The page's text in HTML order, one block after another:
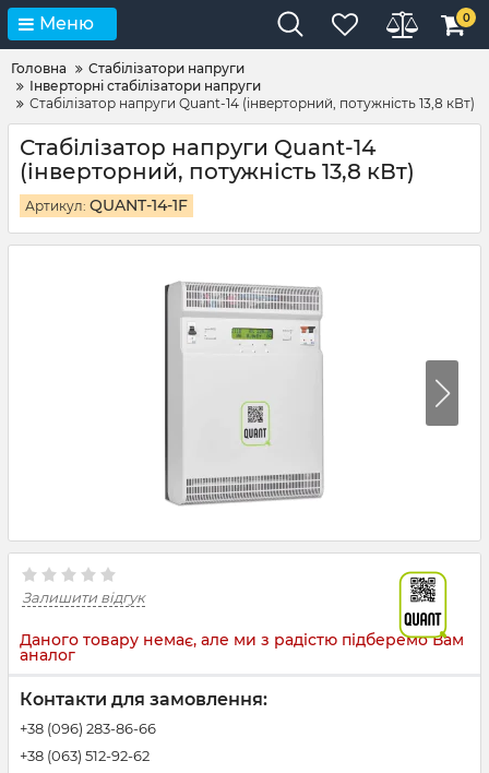
Меню 0
Головна
Стабілізатори напруги
Інверторні стабілізатори напруги
Стабілізатор напруги Quant-14 (інверторний, потужність 13,8 кВт)
Стабілізатор напруги Quant-14
(інверторний, потужність 13,8 кВт)
Артикул: QUANT-14-1F
Залишити відгук
Даного товару немає, але ми з радістю підберемо Вам
аналог
Контакти для замовлення:
+38 (096) 283-86-66
+38 (063) 512-92-62